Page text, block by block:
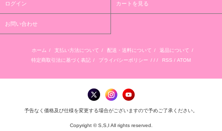
ログイン カートを見る
お問い合わせ
ホーム / 支払い方法について / 配送・送料について / 返品について /
特定商取引法に基づく表記 / プライバシーポリシー / / / RSS / ATOM
予告なく価格及び仕様を変更する場合がございますので予めご了承ください。
Copyright © S,S,I All rights reserved.